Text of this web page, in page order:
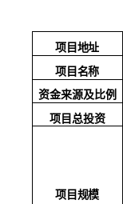
项目地址
项目名称
资金来源及比例
项目总投资
项目规模